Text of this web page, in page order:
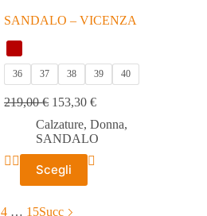
SANDALO – VICENZA
36 37 38 39 40
219,00€ 153,30€
Calzature,Donna,
SANDALO
Scegli
Questo
prodotto
4 … 15Succ